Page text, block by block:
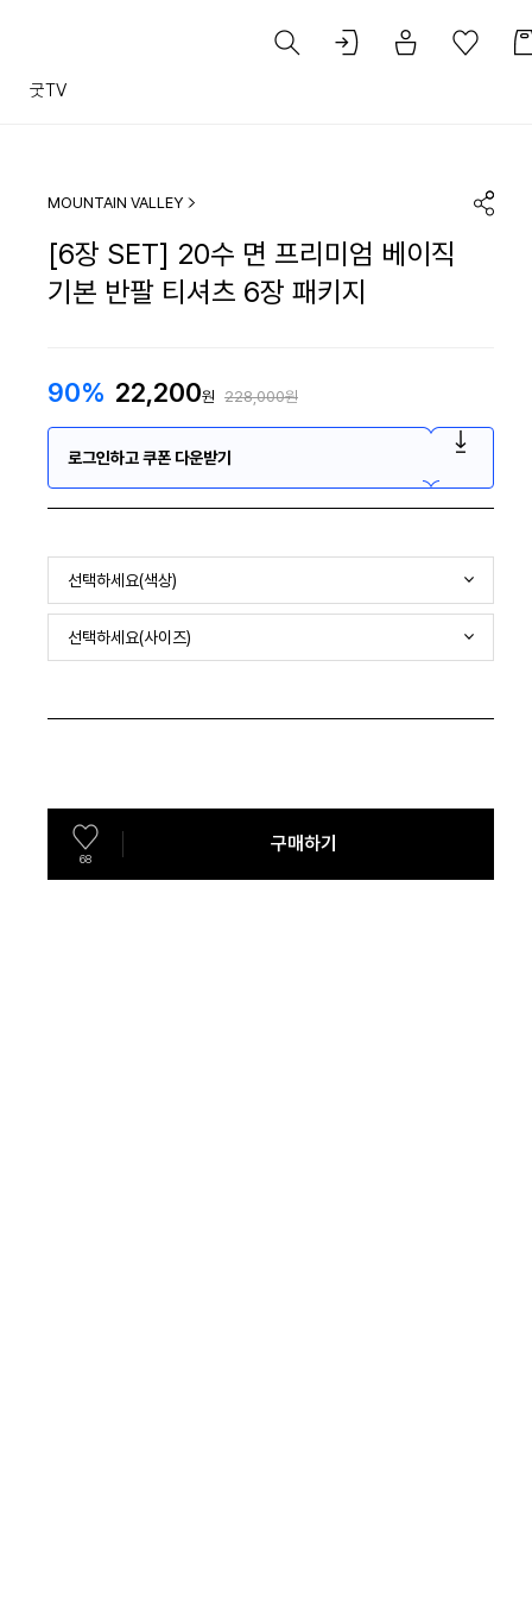
굿TV
MOUNTAIN VALLEY
[6장 SET] 20수 면 프리미엄 베이직
기본 반팔 티셔츠 6장 패키지
90% 22,200원 228,000원
로그인하고 쿠폰 다운받기
선택하세요(색상)
선택하세요(사이즈)
68
구매하기